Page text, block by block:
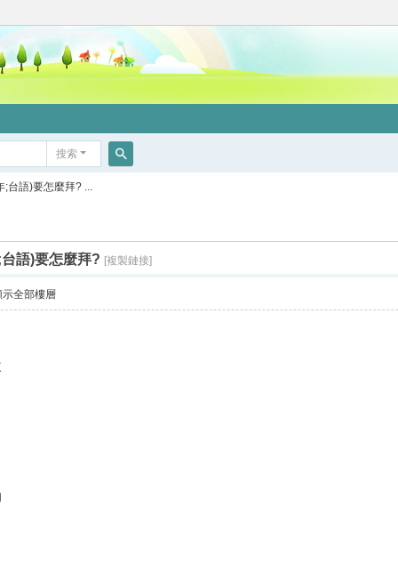
搜索
;台語)要怎麼拜? ...
語)要怎麼拜? [複製鏈接]
示全部樓層